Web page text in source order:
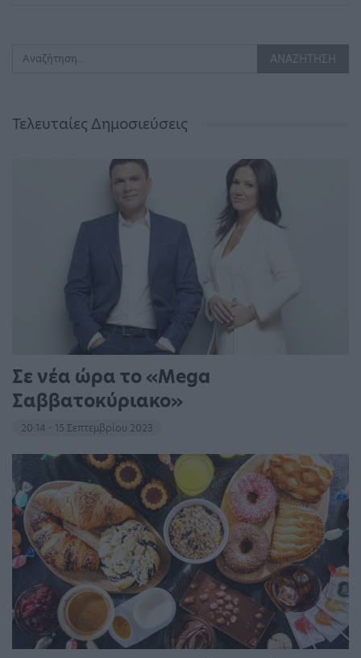
Τελευταίες Δημοσιεύσεις
Σε νέα ώρα το «Mega
Σαββατοκύριακο»
20:14 - 15 Σεπτεμβρίου 2023